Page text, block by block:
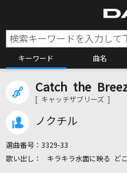
キーワード 曲名
カラ
Catch the
[ キャッチザブリーズ ]
ノクチル
選曲番号： 3329-33
キラキラ水面に映る ど